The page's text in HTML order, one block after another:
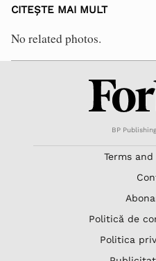
CITEȘTE MAI MULT
No related photos.
BP
Terms
Politică de
Politica